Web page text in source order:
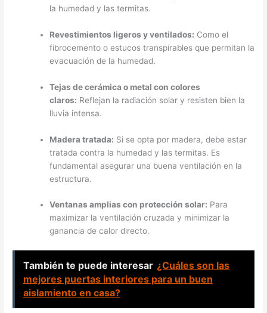
la humedad y las termitas.
Revestimientos ligeros y ventilados: Como el
fibrocemento o estucos transpirables que permitan la
evacuación de la humedad.
Tejas de cerámica o metal con colores
claros: Reflejan la radiación solar y resisten bien la
lluvia intensa.
Madera tratada: Si se opta por madera, debe estar
tratada contra la humedad y las termitas. Es
fundamental asegurar una buena ventilación en la
estructura.
Ventanas amplias con protección solar: Para
maximizar la ventilación cruzada y minimizar la
ganancia de calor directo.
También te puede interesar ¿Cuáles son las
mejores puertas interiores para un buen
aislamiento en casa?